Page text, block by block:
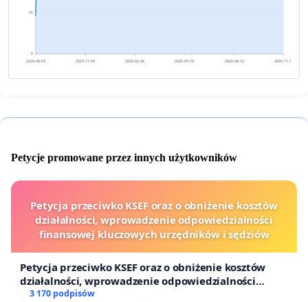
0
25
2024-08-03 2024-11-04 2025-02-06 2025-05-10 2025-08-12 2025-11-13
Petycje promowane przez innych użytkowników
Petycja przeciwko KSEF oraz o obniżenie kosztów
działalności, wprowadzenie odpowiedzialności
finansowej kluczowych urzędników i sędziów
Petycja przeciwko KSEF oraz o obniżenie kosztów
działalności, wprowadzenie odpowiedzialności
finansowej kluczowych urzędników i sędziów
3 170 podpisów